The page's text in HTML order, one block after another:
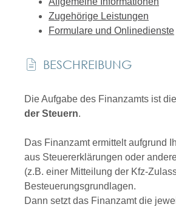
Zugehörige Leistungen
Formulare und Onlinedienste
BESCHREIBUNG
Die Aufgabe des Finanzamts ist die
der Steuern.
Das Finanzamt ermittelt aufgrund
aus Steuererklärungen oder
(z.B. einer Mitteilung der Kfz-
Besteuerungsgrundlagen.
Dann setzt das Finanzamt die